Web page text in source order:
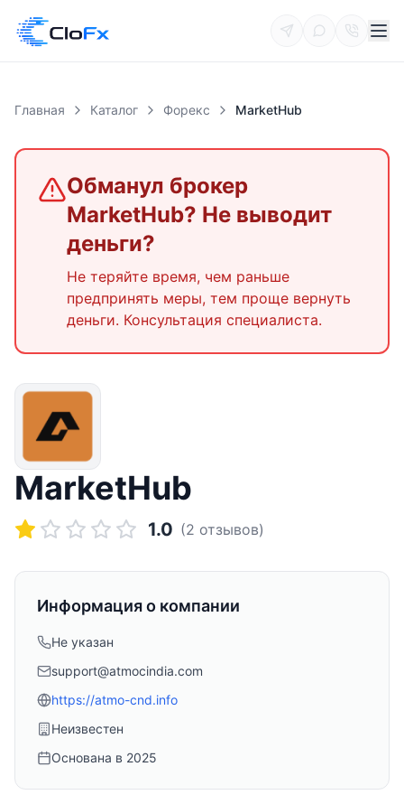
Главная Каталог Форекс MarketHub
Обманул брокер
MarketHub? Не выводит
деньги?
Не теряйте время, чем раньше
предпринять меры, тем проще вернуть
деньги. Консультация специалиста.
MarketHub
1.0 (2 отзывов)
Информация о компании
Не указан
support@atmocindia.com
https://atmo-cnd.info
Неизвестен
Основана в 2025